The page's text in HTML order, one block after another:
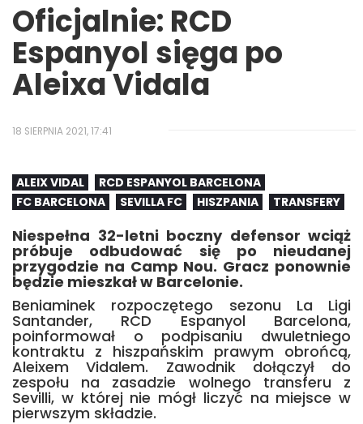
Oficjalnie: RCD
Espanyol sięga po
Aleixa Vidala
18 SIERPNIA 2021, 17:41
ALEIX VIDAL
RCD ESPANYOL BARCELONA
FC BARCELONA
SEVILLA FC HISZPANIA TRANSFERY
Niespełna 32-letni boczny defensor wciąż
próbuje odbudować się po nieudanej
przygodzie na Camp Nou. Gracz ponownie
będzie mieszkał w Barcelonie.
Beniaminek rozpoczętego sezonu La Ligi
Santander, RCD Espanyol Barcelona,
poinformował o podpisaniu dwuletniego
kontraktu z hiszpańskim prawym obrońcą,
Aleixem Vidalem. Zawodnik dołączył do
zespołu na zasadzie wolnego transferu z
Sevilli, w której nie mógł liczyć na miejsce w
pierwszym składzie.